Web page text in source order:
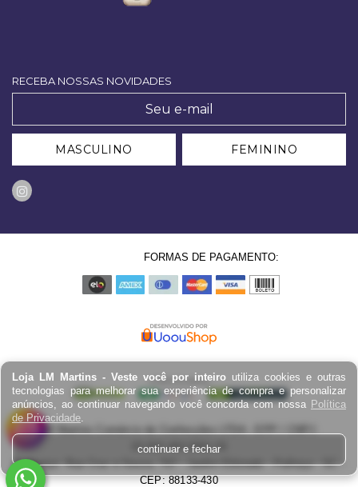
Loja LM Martins - Veste você por inteiro utiliza cookies e outras
tecnologias para melhorar sua experiência de compra e personalizar
anúncios, ao continuar navegando você concorda com nossa Política
de Privacidade
continuar e fechar
RECEBA NOSSAS NOVIDADES
MASCULINO FEMININO
FORMAS DE PAGAMENTO:
03.823.403.0001-29
Endereço: Rua Cruz e Souza, 767 - Jardim Eldorado - Palhoça - SC -
CEP: 88133-430